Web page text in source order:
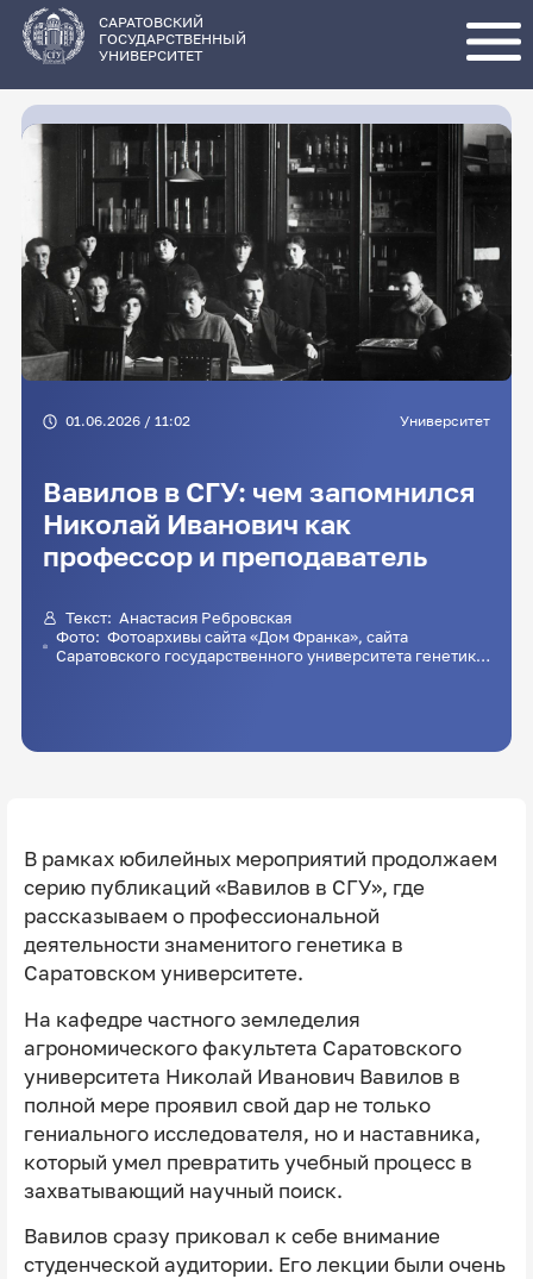
основному
содержанию
САРАТОВСКИЙ
ГОСУДАРСТВЕННЫЙ
УНИВЕРСИТЕТ
01.06.2026 / 11:02 Университет
Вавилов в СГУ: чем запомнился
Николай Иванович как
профессор и преподаватель
Текст: Анастасия Ребровская
Фото: Фотоархивы сайта «Дом Франка», сайта
Саратовского государственного университета генетики,
В рамках юбилейных мероприятий продолжаем
серию публикаций «Вавилов в СГУ», где
рассказываем о профессиональной
деятельности знаменитого генетика в
Саратовском университете.
На кафедре частного земледелия
агрономического факультета Саратовского
университета Николай Иванович Вавилов в
полной мере проявил свой дар не только
гениального исследователя, но и наставника,
который умел превратить учебный процесс в
захватывающий научный поиск.
Вавилов сразу приковал к себе внимание
студенческой аудитории. Его лекции были очень